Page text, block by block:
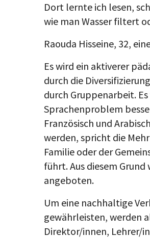
Dort lernte ich lesen,
wie man Wasser filtert
Raouda Hisseine, 32,
Es wird ein aktiverer
durch die
durch Gruppenarbeit.
Sprachenproblem
Französisch und
werden, spricht die
Familie oder der
führt. Aus diesem
angeboten.
Um eine nachhaltige
gewährleisten, werden
Direktor/innen, Lehrer/